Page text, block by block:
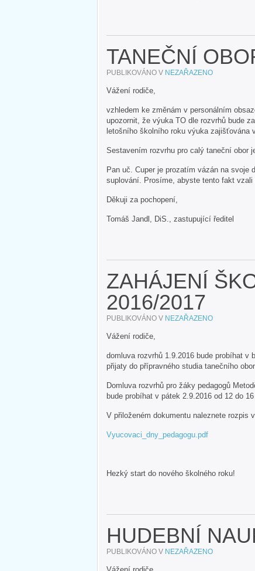
TANEČNÍ
PUBLIKOVÁNO V NEZAŘAZENO
Vážení rodiče,
vzhledem ke změnám v personálním
upozornit, že výuka TO dle rozvrhů bude
letošního školního roku výuka zajišťována
Sestavením rozvrhu pro calý taneční obor
Pan uč. Cuper je prozatím vázán na
suplování. Prosíme, abyste tento fakt
Děkuji za pochopení,
Tomáš Jandl, DiS., zastupující ředitel
ZAHÁJENÍ
2016/2017
PUBLIKOVÁNO V NEZAŘAZENO
Vážení rodiče,
domluva rozvrhů 1.9.2016 bude probíhat v
přijaty do přípravného studia tanečního
Domluva rozvrhů pro žáky pedagogů
bude probíhat v pátek 2.9.2016 od 12 do
V přiloženém dokumentu naleznete rozpis
Vyucovaci_dny_pedagogu.pdf
Hezký start do nového školného roku!
HUDEBNÍ
PUBLIKOVÁNO V NEZAŘAZENO